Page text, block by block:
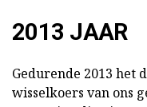
2013 JAAR
Gedurende 2013 het
wisselkoers van ons